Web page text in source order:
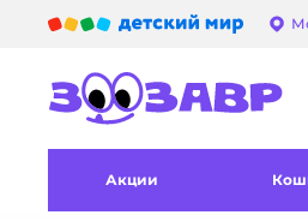
Акции